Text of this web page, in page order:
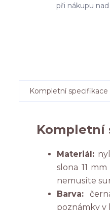
při nákupu
Kompletní specifikace
Kompletní
Materiál:
slona 11
nemusíte
Barva:
poznámky v